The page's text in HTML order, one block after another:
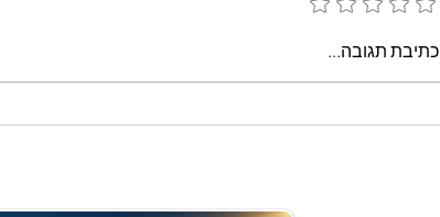
עוגת שוקולד קלה וממכרת
כתיבת תגובה...